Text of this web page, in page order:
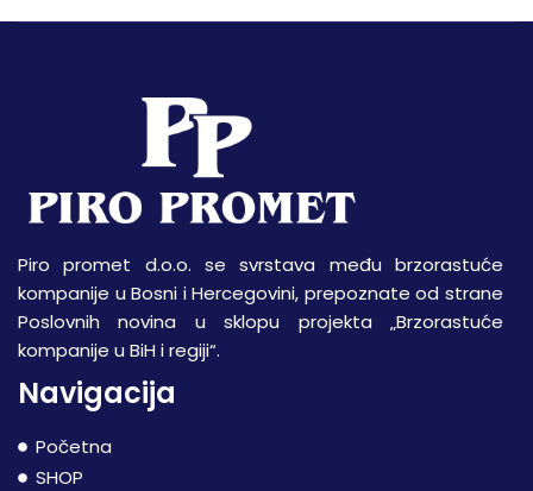
Piro promet d.o.o. se svrstava među brzorastuće
kompanije u Bosni i Hercegovini, prepoznate od strane
Poslovnih novina u sklopu projekta „Brzorastuće
kompanije u BiH i regiji“.
Navigacija
Početna
SHOP